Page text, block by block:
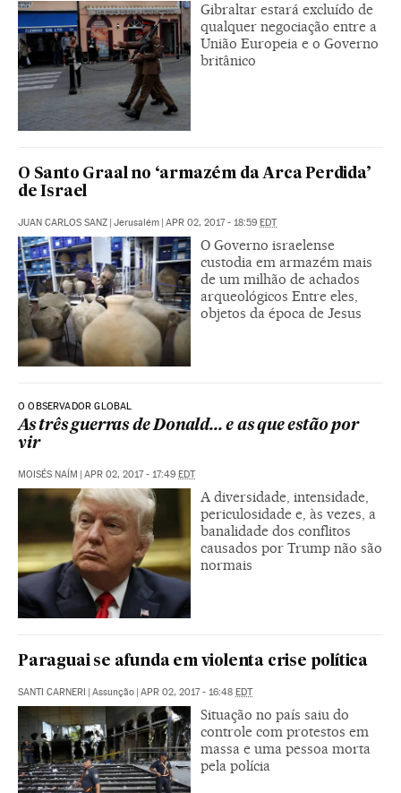
Gibraltar estará excluído de
qualquer negociação entre a
União Europeia e o Governo
britânico
O Santo Graal no ‘armazém da Arca Perdida’
de Israel
JUAN CARLOS SANZ Jerusalém APR 02, 2017 - 18:59 EDT
O Governo israelense
custodia em armazém mais
de um milhão de achados
arqueológicos Entre eles,
objetos da época de Jesus
O OBSERVADOR GLOBAL
As três guerras de Donald... e as que estão por
vir
MOISÉS NAÍM | APR 02, 2017 - 17:49 EDT
A diversidade, intensidade,
periculosidade e, às vezes, a
banalidade dos conflitos
causados por Trump não são
normais
Paraguai se afunda em violenta crise política
SANTI CARNERI | Assunção | APR 02, 2017 - 16:48 EDT
Situação no país saiu do
controle com protestos em
massa e uma pessoa morta
pela polícia